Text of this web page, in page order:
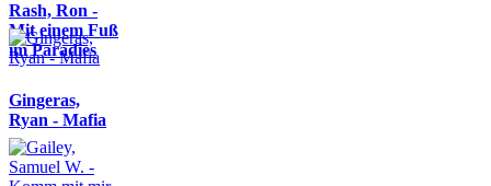
Rash, Ron -
Mit einem Fuß
im Paradies
Gingeras,
Ryan - Mafia